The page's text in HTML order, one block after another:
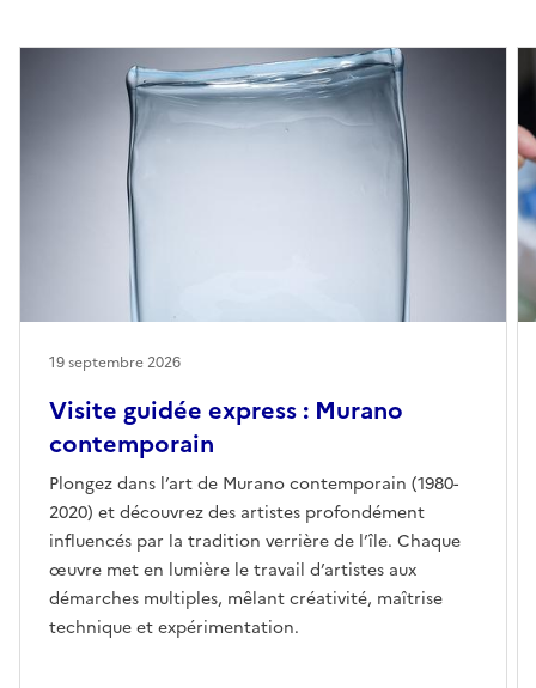
Visite guidée express : Murano
contemporain
Plongez dans l’art de Murano contemporain (1980-
2020) et découvrez des artistes profondément
influencés par la tradition verrière de l’île. Chaque
œuvre met en lumière le travail d’artistes aux
démarches multiples, mêlant créativité, maîtrise
technique et expérimentation.
19 septembre 2026